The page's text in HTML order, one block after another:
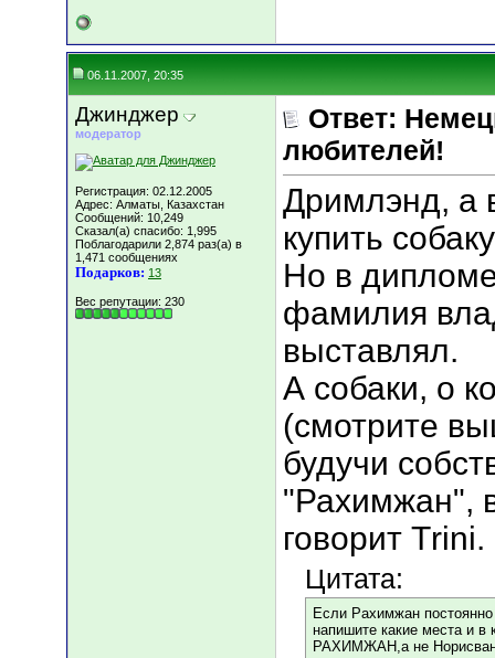
06.11.2007, 20:35
Джинджер
модератор
Регистрация: 02.12.2005
Адрес: Алматы, Казахстан
Сообщений: 10,249
Сказал(а) спасибо: 1,995
Поблагодарили 2,874 раз(а) в
1,471 сообщениях
Подарков: 13
Вес репутации: 230
Ответ:
любителей!
Дримлэнд, а
купить
Но в
фамилия
выставлял.
А собаки, о
(смотрите
будучи
"Рахимжан",
говорит Тrini.
Цитата:
Если Рахимжан
напишите какие места и в
РАХИМЖАН,а не